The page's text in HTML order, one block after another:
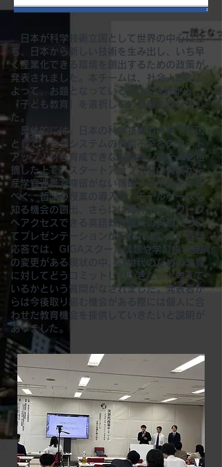
日本が科学技術立国として世界の中心に立
ち、日本から新しい技術を生み出し、いち早
く産業化できる環境を創出するための政策が
発表されました。本チームは、社会人2名に
よって、お題となっている3つの分野から
「子ども教育」を選択しての応募となりまし
た。
具体的には、日本の科学技術力の低下要因
として、社会システムの機能不全とスタート
アップ人材を育成できない教育システムを指
摘した上で、スタートアップ人材の育成から
産学官連携で滞留がない循環システムを作る
べく、哲学の授業の導入や、モデルケースを
知る機会の創出、さらには海外ネットワーク
へアクセスできる英語教育政策の実現につい
てプレゼンテーションが行われました。質疑
応答では、GIGAスクール構想や学習指導要綱
の変更がある現状の中、次世代のための教育
に対してどうコミットしていきたいと考えて
いるかという質問がなされました。発表者か
らは今後取り組む機会がある際には個人に合
わせた教育機会を提供していきたいと説明が
ありました。